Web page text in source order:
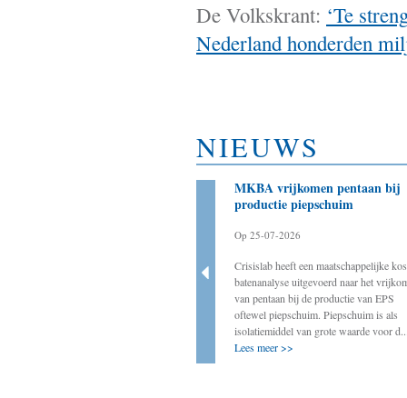
De Volkskrant: ‘Te
Nederland honderden
NIEUWS
Crisislab ondersteunt de werkgroep BOVEN
MKBA vrijkomen pentaan bij
productie piepschuim
Op 25-07-2026
Crisislab heeft een maatschappelijke
batenanalyse uitgevoerd naar het
van pentaan bij de productie van EPS
oftewel piepschuim. Piepschuim is als
isolatiemiddel van grote waarde voor
Lees meer >>